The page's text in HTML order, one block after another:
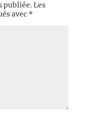
publiée. Les
avec *